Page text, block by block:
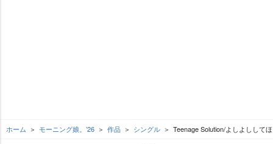
ホーム モーニング娘。’26 作品 シングル Teenage Solution/よしよしして